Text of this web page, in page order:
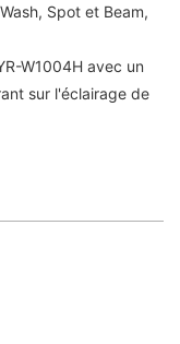
Spot et Beam,
W1004H avec un
sur l'éclairage de